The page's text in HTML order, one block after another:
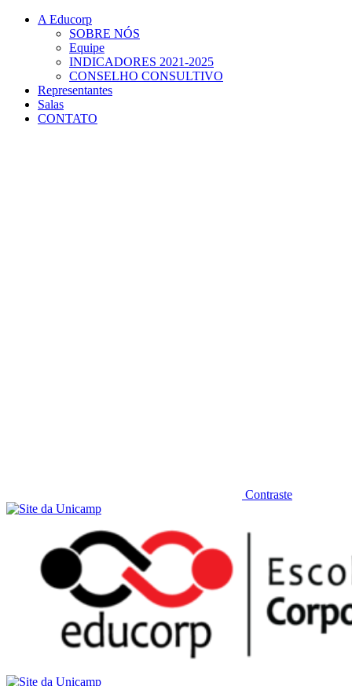
Conteúdo principal
A Educorp
SOBRE NÓS
Equipe
INDICADORES 2021-2025
CONSELHO CONSULTIVO
Representantes
Salas
CONTATO
Contraste